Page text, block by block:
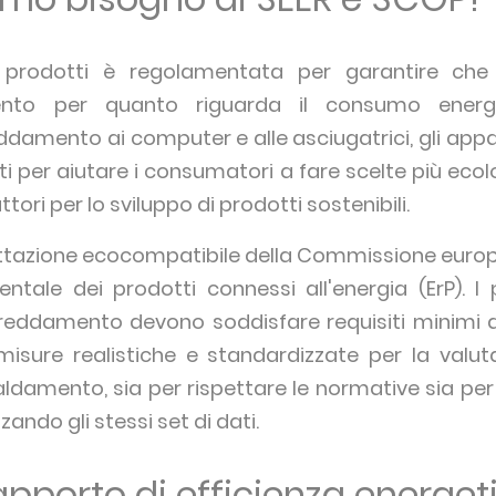
è regolamentata per garantire che
per quanto riguarda il consumo
ai computer e alle asciugatrici, gli
per aiutare i consumatori a fare scelte più
per lo sviluppo di prodotti sostenibili.
ecocompatibile della Commissione
dei prodotti connessi all'energia (ErP).
devono soddisfare requisiti minimi
realistiche e standardizzate per la
sia per rispettare le normative sia
gli stessi set di dati.